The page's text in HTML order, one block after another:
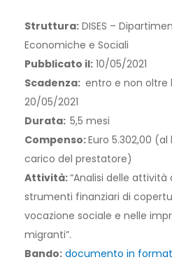
Struttura: DISES –
Economiche e Sociali
Pubblicato il: 10/05/2021
Scadenza: entro e non oltre
20/05/2021
Durata: 5,5 mesi
Compenso:Euro 5.302,00
carico del prestatore)
Attività:“Analisi delle
strumenti finanziari di
vocazione sociale e nelle
migranti”.
Bando: documento in